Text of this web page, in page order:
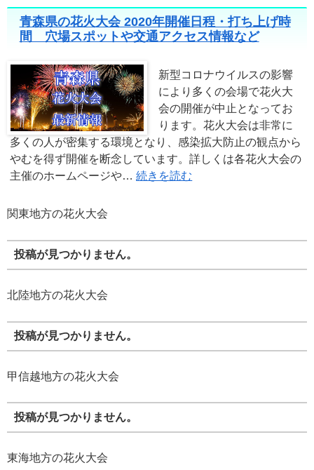
青森県の花火大会 2020年開催日程・打ち上げ時
間 穴場スポットや交通アクセス情報など
新型コロナウイルスの影響
により多くの会場で花火大
会の開催が中止となってお
ります。花火大会は非常に
多くの人が密集する環境となり、感染拡大防止の観点から
やむを得ず開催を断念しています。詳しくは各花火大会の
主催のホームページや…続きを読む
関東地方の花火大会
投稿が見つかりません。
北陸地方の花火大会
投稿が見つかりません。
甲信越地方の花火大会
投稿が見つかりません。
東海地方の花火大会